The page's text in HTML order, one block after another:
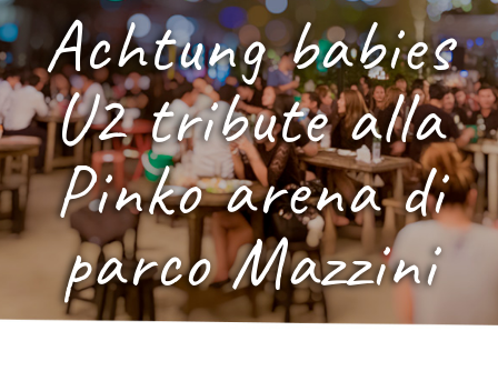
Achtung babies
U2 tribute alla
Pinko arena di
parco Mazzini